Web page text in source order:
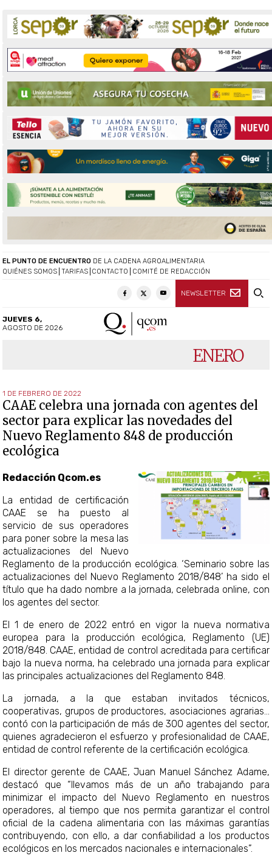
QUIÉNES SOMOS TARIFAS CONTACTO COMITÉ DE REDACCIÓN
NEWSLETTER
EL PUNTO DE ENCUENTRO DE LA CADENA AGROALIMENTARIA
JUEVES 6,
AGOSTO DE 2026
ENERO
1 DE FEBRERO DE 2022
CAAE celebra una jornada con agentes del
sector para explicar las novedades del
Nuevo Reglamento 848 de producción
ecológica
Redacción Qcom.es
La entidad de certificación
CAAE se ha puesto al
servicio de sus operadores
para poner sobre la mesa las
actualizaciones del Nuevo
Reglamento de la producción ecológica. ‘Seminario sobre las
actualizaciones del Nuevo Reglamento 2018/848’ ha sido el
título que ha dado nombre a la jornada, celebrada online, con
los agentes del sector.
El 1 de enero de 2022 entró en vigor la nueva normativa
europea para la producción ecológica, Reglamento (UE)
2018/848. CAAE, entidad de control acreditada para certificar
bajo la nueva norma, ha celebrado una jornada para explicar
las principales actualizaciones del Reglamento 848.
La jornada, a la que estaban invitados técnicos,
cooperativas, grupos de productores, asociaciones agrarias
contó con la participación de más de 300 agentes del sector,
quienes agradecieron el esfuerzo y profesionalidad de CAAE,
entidad de control referente de la certificación ecológica.
El director gerente de CAAE, Juan Manuel Sánchez Adame,
destacó que “llevamos más de un año trabajando para
minimizar el impacto del Nuevo Reglamento en nuestros
operadores, al tiempo que nos permita garantizar el control
oficial de la cadena alimentaria con las máximas garantías
contribuyendo, con ello, a dar confiabilidad a los productos
ecológicos en los mercados nacionales e internacionales”.